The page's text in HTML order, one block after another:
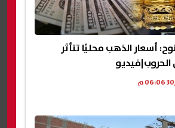
أسعار الذهب محليًا تتأثر
الحروب|فيديو